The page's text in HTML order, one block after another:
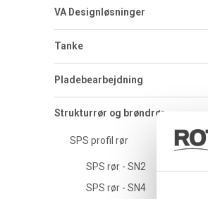
VA Designløsninger
Tanke
Pladebearbejdning
Strukturrør og brøndrør
SPS profil rør
SPS rør - SN2
SPS rør - SN4